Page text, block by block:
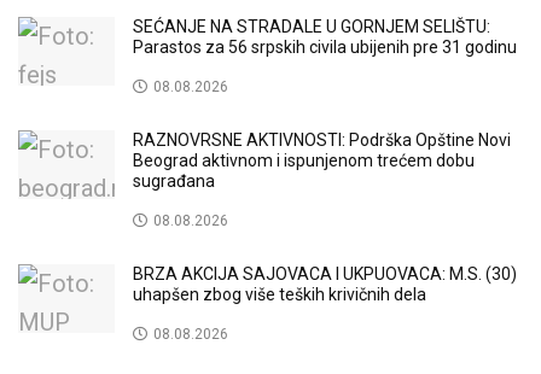
SEĆANJE NA STRADALE U GORNJEM SELIŠTU:
Parastos za 56 srpskih civila ubijenih pre 31 godinu
08.08.2026
RAZNOVRSNE AKTIVNOSTI: Podrška Opštine Novi
Beograd aktivnom i ispunjenom trećem dobu
sugrađana
08.08.2026
BRZA AKCIJA SAJOVACA I UKPUOVACA: M.S. (30)
uhapšen zbog više teških krivičnih dela
08.08.2026